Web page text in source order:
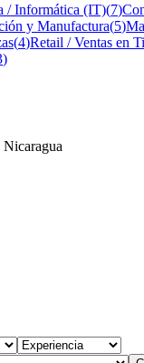
/ Informática (IT)(7)
y Manufactura(5)
(4)Retail / Ventas en
)